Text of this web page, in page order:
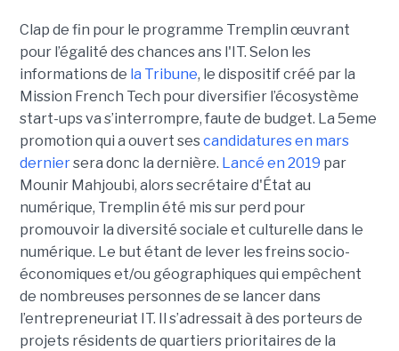
Clap de fin pour le programme Tremplin œuvrant
pour l’égalité des chances ans l'IT. Selon les
informations de la Tribune, le dispositif créé par la
Mission French Tech pour diversifier l’écosystème
start-ups va s’interrompre, faute de budget. La 5eme
promotion qui a ouvert sescandidatures en mars
derniersera donc la dernière. Lancé en 2019 par
Mounir Mahjoubi, alors secrétaire d'État au
numérique, Tremplin été mis sur perd pour
promouvoir la diversité sociale et culturelle dans le
numérique. Le but étant de lever les freins socio-
économiques et/ou géographiques qui empêchent
de nombreuses personnes de se lancer dans
l’entrepreneuriat IT. Il s’adressait à des porteurs de
projets résidents de quartiers prioritaires de la